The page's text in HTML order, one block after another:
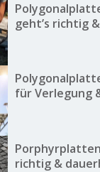
geht’s richtig
für Verlegung
richtig &